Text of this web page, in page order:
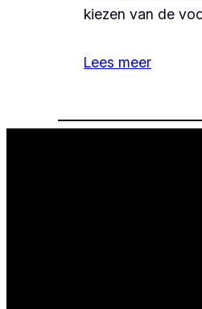
kiezen van de
Lees meer